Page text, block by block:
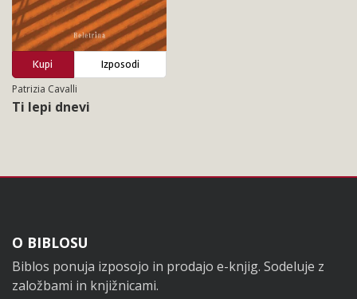
Kupi
Izposodi
Patrizia Cavalli
Ti lepi dnevi
Noga
O BIBLOSU
Biblos ponuja izposojo in prodajo e-knjig. Sodeluje z
založbami in knjižnicami.